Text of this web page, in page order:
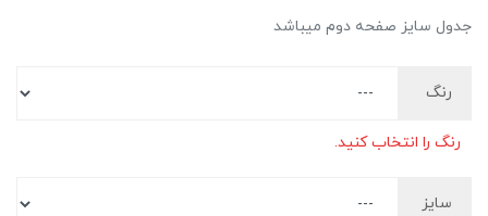
جدول سایز صفحه دوم میباشد
رنگ
رنگ را انتخاب کنید.
سایز